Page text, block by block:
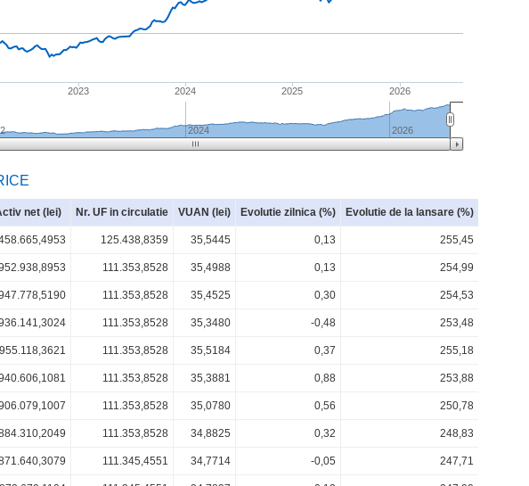
2023 2024 2025 2026
2024 2026
net (lei) Nr. UF in circulatie VUAN (lei) Evolutie zilnica (%) Evolutie de la lansare (%)
125.438,8359 35,5445 0,13 255,45
111.353,8528 35,4988 0,13 254,99
111.353,8528 35,4525 0,30 254,53
111.353,8528 35,3480 -0,48 253,48
111.353,8528 35,5184 0,37 255,18
111.353,8528 35,3881 0,88 253,88
111.353,8528 35,0780 0,56 250,78
111.353,8528 34,8825 0,32 248,83
111.345,4551 34,7714 -0,05 247,71